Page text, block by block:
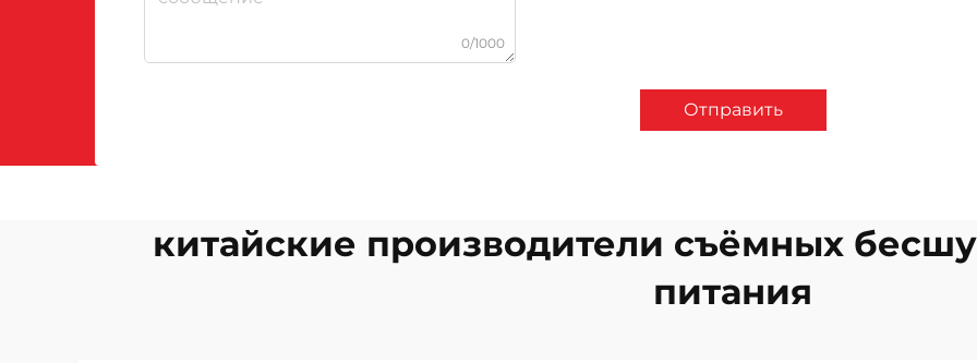
0/1000
Отправить
китайские производители съёмных
питания